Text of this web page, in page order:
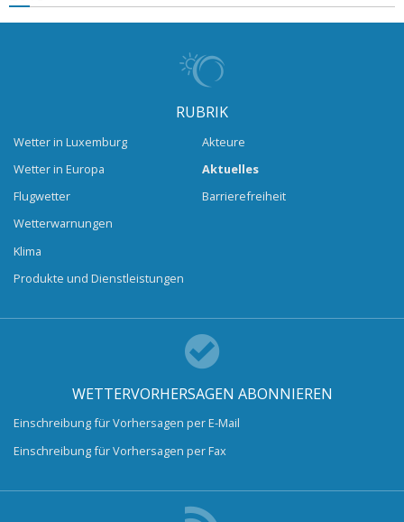
RUBRIK
Wetter in Luxemburg
Wetter in Europa
Flugwetter
Wetterwarnungen
Klima
Produkte und Dienstleistungen
Akteure
Aktuelles
Barrierefreiheit
WETTERVORHERSAGEN ABONNIEREN
Einschreibung für Vorhersagen per E-Mail
Einschreibung für Vorhersagen per Fax